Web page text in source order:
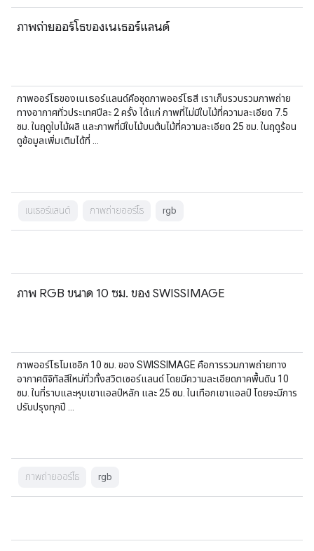
ภาพถ่ายออร์โธของเนเธอร์แลนด์
ภาพออร์โธของเนเธอร์แลนด์คือชุดภาพออร์โธสี เราเก็บรวบรวมภาพถ่าย
ทางอากาศทั่วประเทศปีละ 2 ครั้ง ได้แก่ ภาพที่ไม่มีใบไม้ที่ความละเอียด 7.5
ซม. ในฤดูใบไม้ผลิ และภาพที่มีใบไม้บนต้นไม้ที่ความละเอียด 25 ซม. ในฤดูร้อน
ดูข้อมูลเพิ่มเติมได้ที่ …
เนเธอร์แลนด์ ภาพถ่ายออร์โธ rgb
ภาพ RGB ขนาด 10 ซม. ของ SWISSIMAGE
ภาพออร์โธโมเซอิก 10 ซม. ของ SWISSIMAGE คือการรวมภาพถ่ายทาง
อากาศดิจิทัลสีใหม่ทั่วทั้งสวิตเซอร์แลนด์ โดยมีความละเอียดภาคพื้นดิน 10
ซม. ในที่ราบและหุบเขาแอลป์หลัก และ 25 ซม. ในเทือกเขาแอลป์ โดยจะมีการ
ปรับปรุงทุกปี …
ภาพถ่ายออร์โธ rgb